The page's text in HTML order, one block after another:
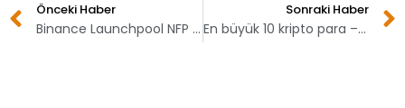
Önceki Haber
Binance Launchpool NFP token listeleyecek!
Sonraki Haber
En büyük 10 kripto para – 24 Aralık